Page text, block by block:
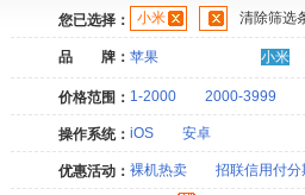
您已选择： 小米 清除筛选
品 牌： 苹果 小米
价格范围： 1-2000 2000-3999
操作系统： iOS 安卓
优惠活动： 裸机热卖 招联信用付分